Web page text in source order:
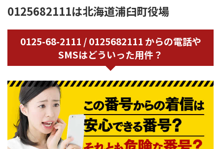
0125682111は北海道浦臼町役場
0125-68-2111 / 0125682111 からの電話や
SMSはどういった用件？